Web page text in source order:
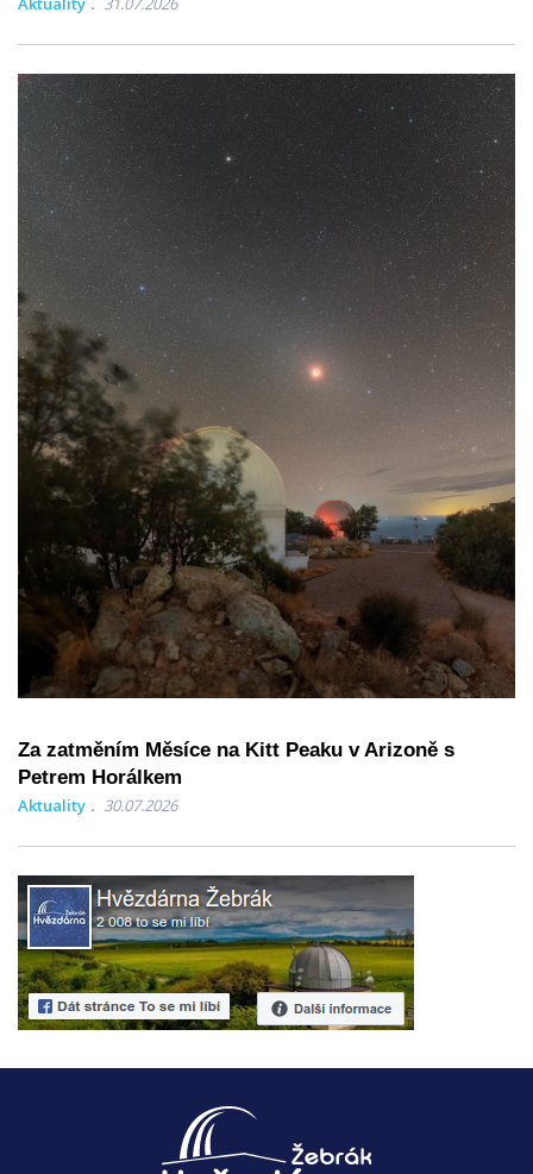
Za zatměním Měsíce na Kitt Peaku v Arizoně s
Petrem Horálkem
Aktuality 30.07.2026